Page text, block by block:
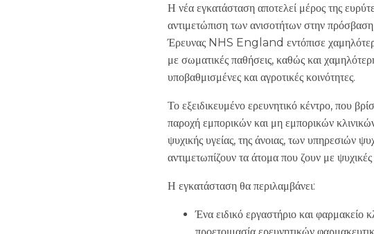
Η νέα εγκατάσταση αποτελεί μέρος της
αντιμετώπιση των ανισοτήτων στην
Έρευνας NHS England εντόπισε
με σωματικές παθήσεις, καθώς και
υποβαθμισμένες και αγροτικές κοινότητες.
Το εξειδικευμένο ερευνητικό κέντρο, που
παροχή εμπορικών και μη εμπορικών
ψυχικής υγείας, της άνοιας, των υπηρεσιών
αντιμετωπίζουν τα άτομα που ζουν με ψυχικές
Η εγκατάσταση θα περιλαμβάνει:
Ένα ειδικό εργαστήριο και φαρμακείο